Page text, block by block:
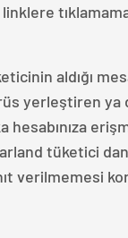
aldığı
yerleştiren ya
hesabınıza
tüketici
verilmemesi